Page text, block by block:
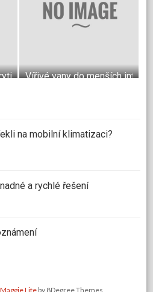
do bytu
Vířivé vany do menších
na mobilní klimatizaci?
a rychlé řešení
Maggie Lite by 8Degree Themes